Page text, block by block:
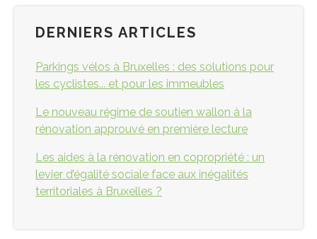
DERNIERS ARTICLES
Parkings vélos à Bruxelles : des solutions pour
les cyclistes... et pour les immeubles
Le nouveau régime de soutien wallon à la
rénovation approuvé en première lecture
Les aides à la rénovation en copropriété : un
levier d’égalité sociale face aux inégalités
territoriales à Bruxelles ?